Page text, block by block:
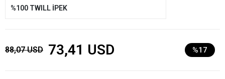
%100 TWILL İPEK
88,07 USD 73,41 USD %17